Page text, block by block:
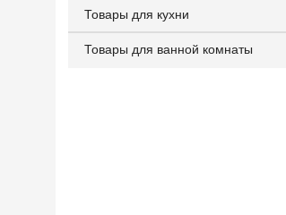
Товары для кухни
Товары для ванной комнаты